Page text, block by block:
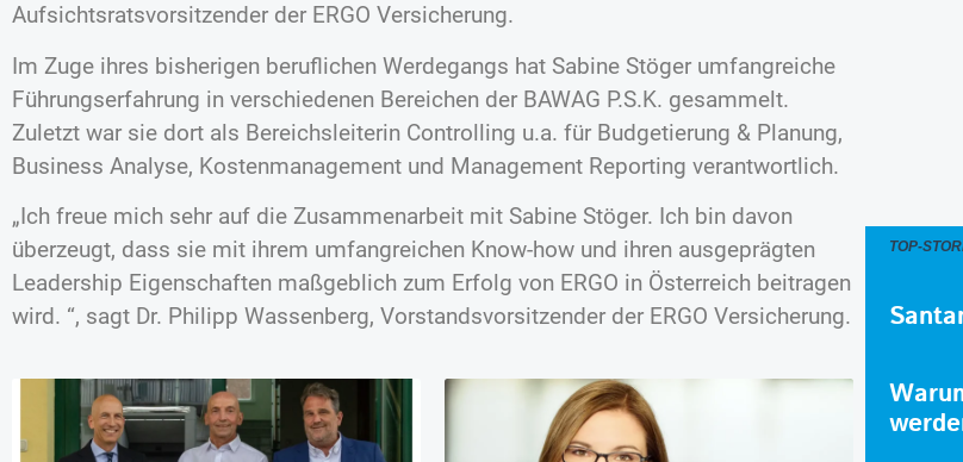
Aufsichtsratsvorsitzender der ERGO Versicherung.
Im Zuge ihres bisherigen beruflichen Werdegangs hat Sabine Stöger umfangreiche
Führungserfahrung in verschiedenen Bereichen der BAWAG P.S.K. gesammelt.
Zuletzt war sie dort als Bereichsleiterin Controlling u.a. für Budgetierung & Planung,
Business Analyse, Kostenmanagement und Management Reporting verantwortlich.
„Ich freue mich sehr auf die Zusammenarbeit mit Sabine Stöger. Ich bin davon
überzeugt, dass sie mit ihrem umfangreichen Know-how und ihren ausgeprägten
Leadership Eigenschaften maßgeblich zum Erfolg von ERGO in Österreich beitragen
wird. “, sagt Dr. Philipp Wassenberg, Vorstandsvorsitzender der ERGO Versicherung.
TOP-